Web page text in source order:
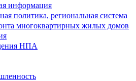
информация
политика, региональная система
многоквартирных жилых домов
НПА